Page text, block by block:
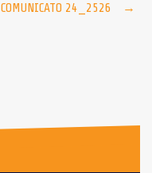
COMUNICATO 24_2526 →